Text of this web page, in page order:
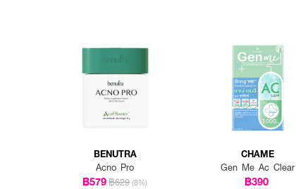
BENUTRA
Acno Pro
฿579฿629 (8%)
CHAME
Gen Me Ac Clear
฿390